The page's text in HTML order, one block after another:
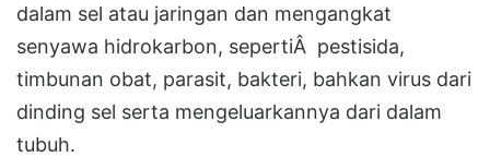
dalam sel atau jaringan dan mengangkat
senyawa hidrokarbon, sepertiÂ pestisida,
timbunan obat, parasit, bakteri, bahkan virus dari
dinding sel serta mengeluarkannya dari dalam
tubuh.